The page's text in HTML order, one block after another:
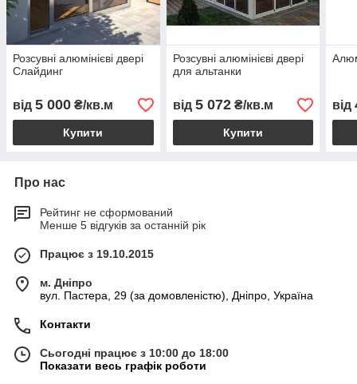
Розсувні алюмінієві двері
Слайдинг
від 5 000 ₴/кв.м
Купити
Розсувні алюмінієві двері
для альтанки
від 5 072₴/кв.м
Купити
від
Про нас
Рейтинг не сформований
Менше 5 відгуків за останній рік
Працює з 19.10.2015
м. Дніпро
вул. Пастера, 29 (за домовленістю), Дніпро, Україна
Контакти
Сьогодні працює з 10:00 до 18:00
Показати весь графік роботи